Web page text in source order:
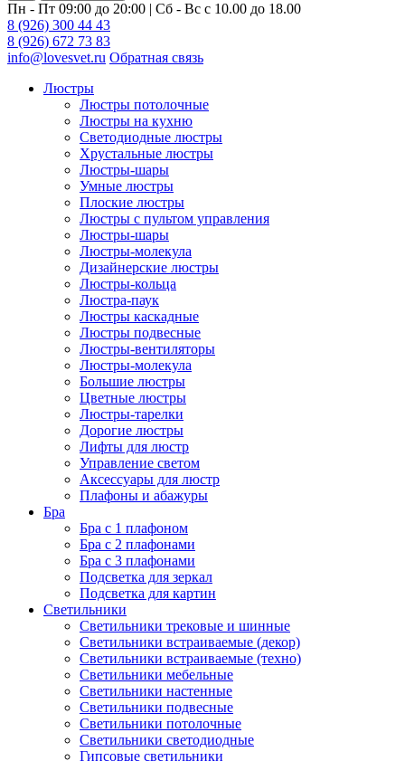
Пн - Пт 09:00 до 20:00 | Сб - Вс с 10.00 до 18.00
8 (926) 300 44 43
8 (926) 672 73 83
info@lovesvet.ru Обратная связь
Люстры
Люстры потолочные
Люстры на кухню
Светодиодные люстры
Хрустальные люстры
Люстры-шары
Умные люстры
Плоские люстры
Люстры с пультом управления
Люстры-шары
Люстры-молекула
Дизайнерские люстры
Люстры-кольца
Люстра-паук
Люстры каскадные
Люстры подвесные
Люстры-вентиляторы
Люстры-молекула
Большие люстры
Цветные люстры
Люстры-тарелки
Дорогие люстры
Лифты для люстр
Управление светом
Аксессуары для люстр
Плафоны и абажуры
Бра
Бра с 1 плафоном
Бра с 2 плафонами
Бра с 3 плафонами
Подсветка для зеркал
Подсветка для картин
Светильники
Светильники трековые и шинные
Светильники встраиваемые (декор)
Светильники встраиваемые (техно)
Светильники мебельные
Светильники настенные
Светильники подвесные
Светильники потолочные
Светильники светодиодные
Гипсовые светильники